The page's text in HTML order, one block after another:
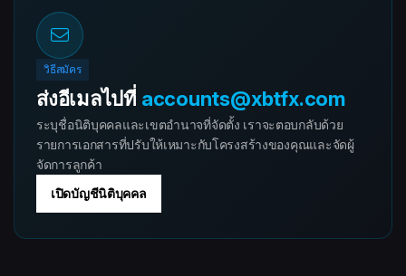
วิธีสมัคร
ส่งอีเมลไปที่ accounts@xbtfx.com
ระบุชื่อนิติบุคคลและเขตอำนาจที่จัดตั้ง เราจะตอบกลับด้วย
รายการเอกสารที่ปรับให้เหมาะกับโครงสร้างของคุณและจัดผู้
จัดการลูกค้า
เปิดบัญชีนิติบุคคล